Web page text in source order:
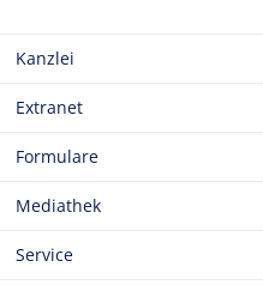
Kanzlei
Extranet
Formulare
Mediathek
Service